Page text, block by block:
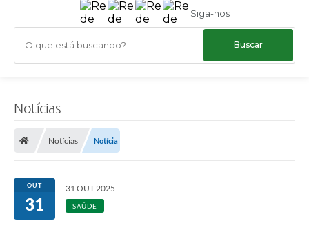
Siga-nos
O que está buscando?
Notícias
Notícias Notícia
OUT
31
31 OUT 2025
SAÚDE